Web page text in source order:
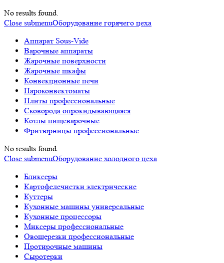
No results found.
Close submenuОборудование горячего цеха
Аппарат Sous-Vide
Варочные аппараты
Жарочные поверхности
Жарочные шкафы
Конвекционные печи
Пароконвектоматы
Плиты профессиональные
Сковорода опрокидывающаяся
Котлы пищеварочные
Фритюрницы профессиональные
No results found.
Close submenuОборудование холодного цеха
Бликсеры
Картофелечистки электрические
Куттеры
Кухонные машины универсальные
Кухонные процессоры
Миксеры профессиональные
Овощерезки профессиональные
Протирочные машины
Сыротерки